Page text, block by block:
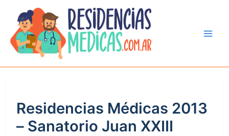
contenido
Residencias Médicas 2013
– Sanatorio Juan XXIII